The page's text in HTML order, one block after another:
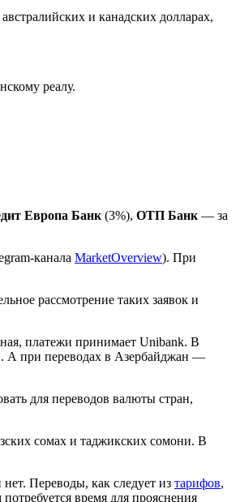
и канадских долларах,
реалу.
Европа Банк (3%), ОТП Банк — за
канала MarketOverview). При
рассмотрение таких заявок и
платежи принимает Unibank. В
А при переводах в Азербайджан —
для переводов валюты стран,
сомах и таджикских сомони. В
Переводы, как следует из тарифов,
время для прояснения